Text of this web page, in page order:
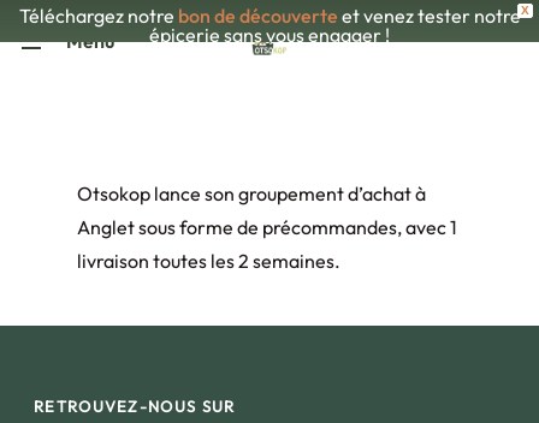
X
Téléchargez notre bon de découverte et venez tester notre
épicerie sans vous engager !
Skip
to
Menu
Otsokop lance son groupement d’achat à
Anglet sous forme de précommandes, avec 1
livraison toutes les 2 semaines.
RETROUVEZ-NOUS SUR